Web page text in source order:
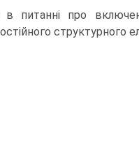
питанні про
структурного